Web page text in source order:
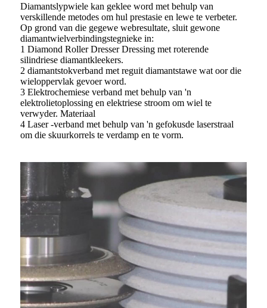
Diamantslypwiele kan geklee word met behulp van
verskillende metodes om hul prestasie en lewe te verbeter.
Op grond van die gegewe webresultate, sluit gewone
diamantwielverbindingstegnieke in:
1 Diamond Roller Dresser Dressing met roterende
silindriese diamantkleekers.
2 diamantstokverband met reguit diamantstawe wat oor die
wieloppervlak gevoer word.
3 Elektrochemiese verband met behulp van 'n
elektrolietoplossing en elektriese stroom om wiel te
verwyder. Materiaal
4 Laser -verband met behulp van 'n gefokusde laserstraal
om die skuurkorrels te verdamp en te vorm.